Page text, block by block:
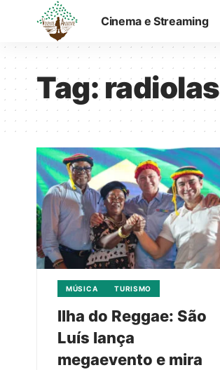
Cinema e Streaming
Tag:radiolas
MÚSICA TURISMO
Ilha do Reggae: São
Luís lança
megaevento e mira